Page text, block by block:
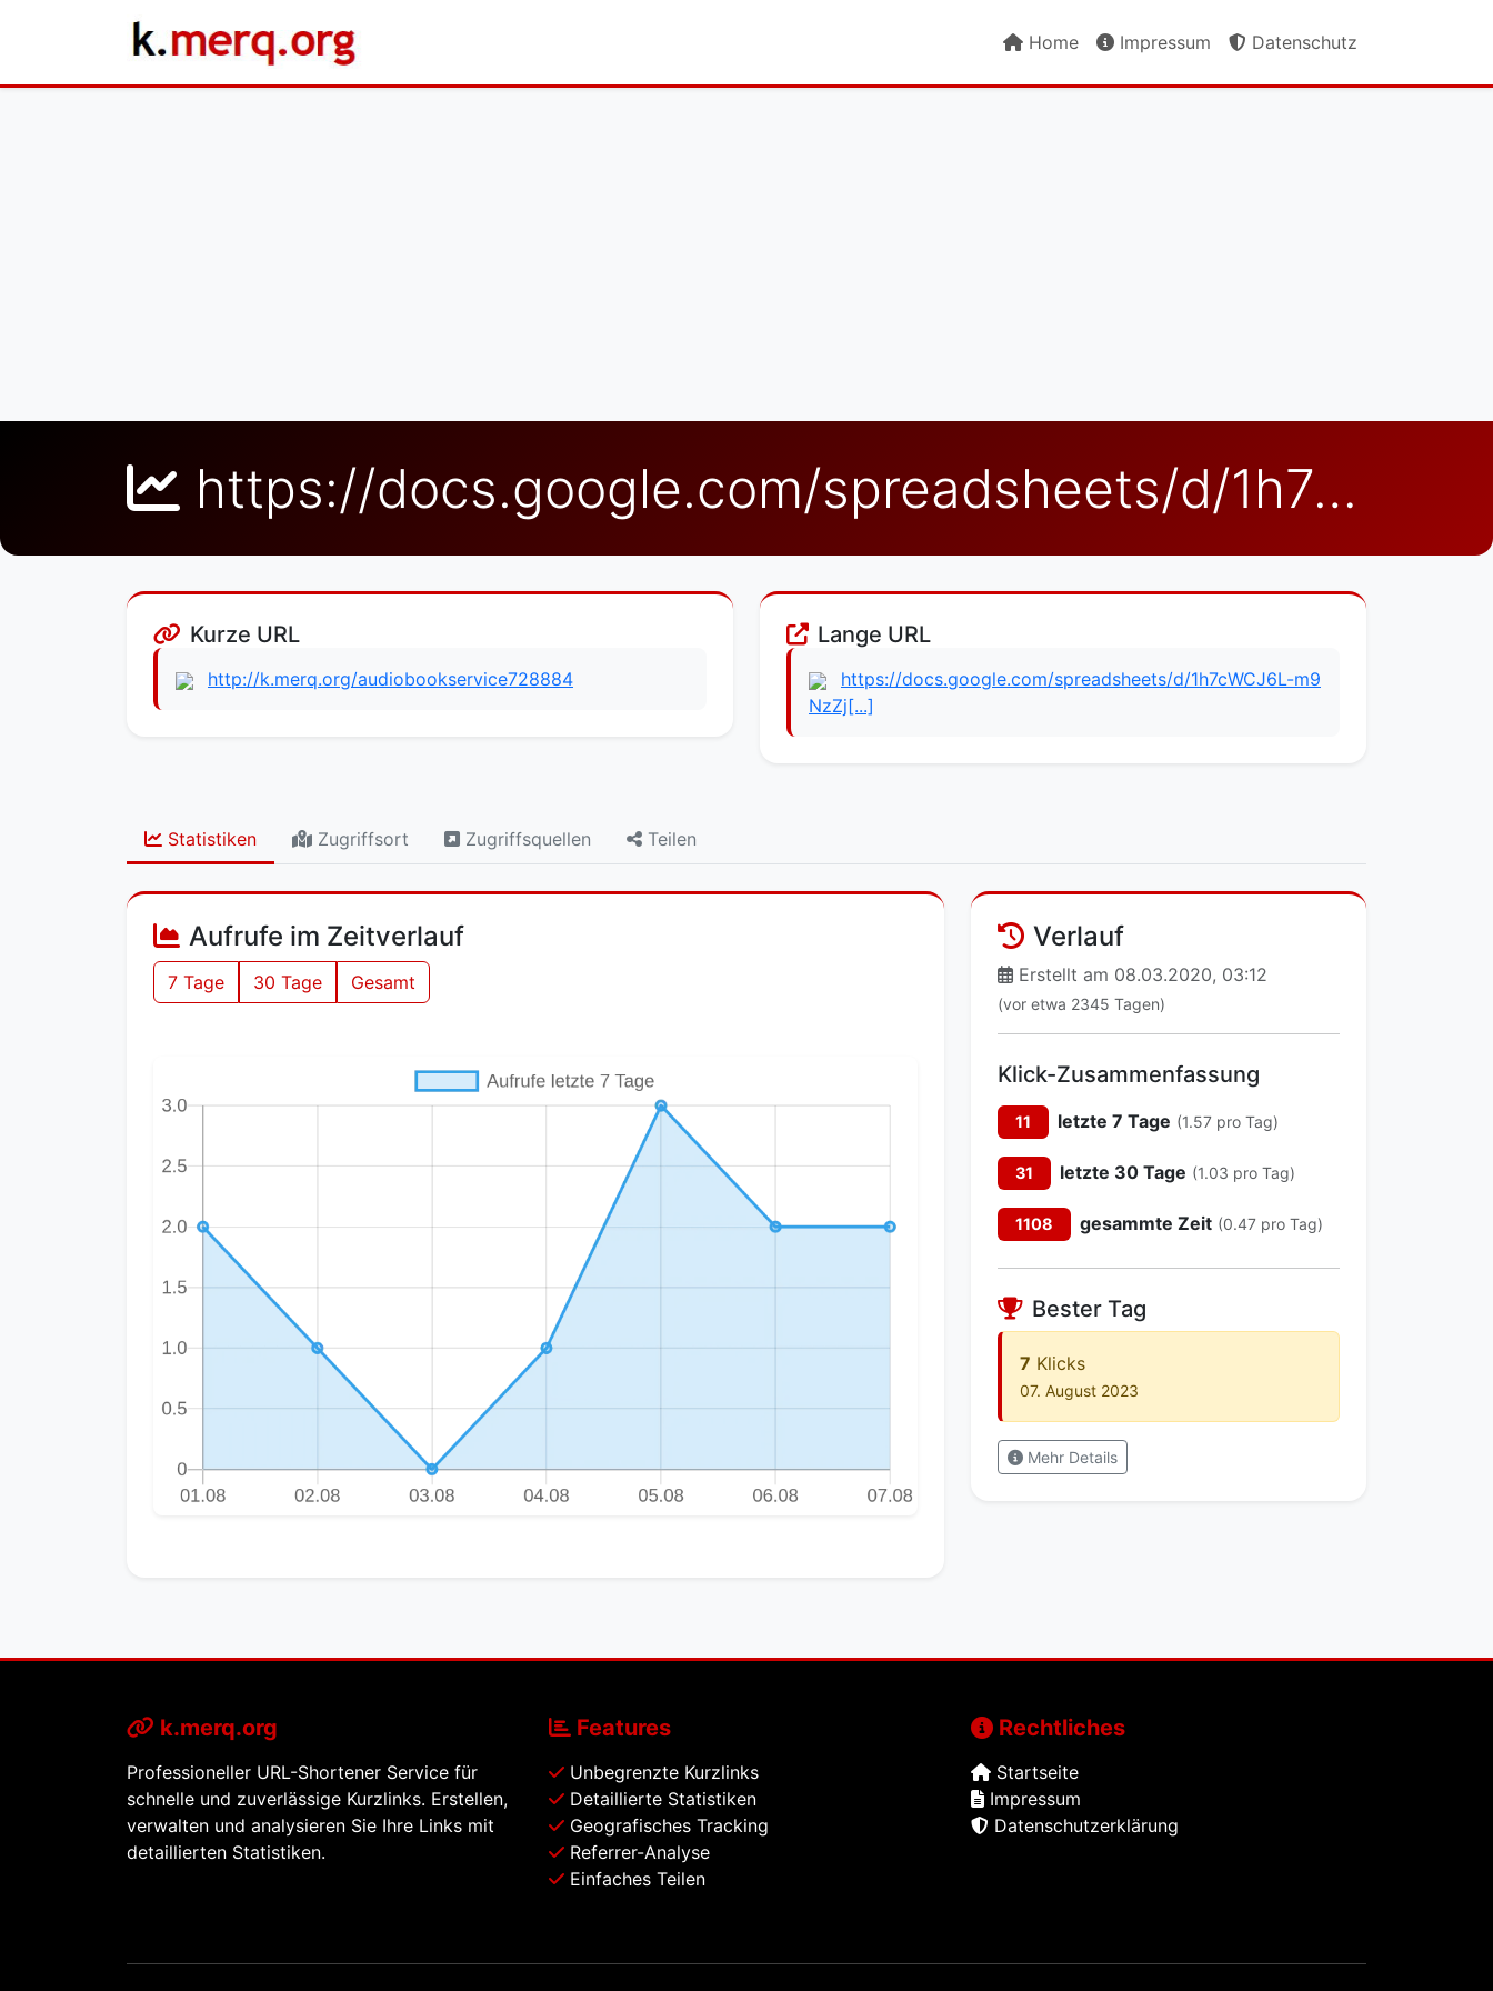
Home Impressum Datenschutz
https://docs.google.com/spreadsheets/d/1h7cWCJ6L-m9NzZjkIvYbpuOPRoJKBu2SLnvYalYKvDo/edit?usp=sharing
Kurze URL
http://k.merq.org/audiobookservice728884
Lange URL
https://docs.google.com/spreadsheets/d/1h7cWCJ6L-m9
NzZj[...]
Statistiken Zugriffsort Zugriffsquellen Teilen
Aufrufe im Zeitverlauf
7 Tage 30 Tage Gesamt
Verlauf
Erstellt am 08.03.2020, 03:12
(vor etwa 2345 Tagen)
Klick-Zusammenfassung
11 letzte 7 Tage (1.57 pro Tag)
31 letzte 30 Tage (1.03 pro Tag)
1108 gesammte Zeit (0.47 pro Tag)
Bester Tag
7 Klicks
07. August 2023
Mehr Details
k.merq.org
Professioneller URL-Shortener Service für
schnelle und zuverlässige Kurzlinks. Erstellen,
verwalten und analysieren Sie Ihre Links mit
detaillierten Statistiken.
Features
Unbegrenzte Kurzlinks
Detaillierte Statistiken
Geografisches Tracking
Referrer-Analyse
Einfaches Teilen
Rechtliches
Startseite
Impressum
Datenschutzerklärung